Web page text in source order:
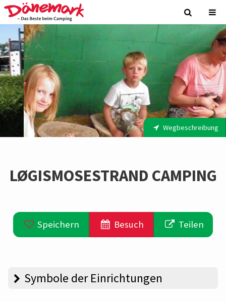
Wegbeschreibung
LØGISMOSESTRAND CAMPING
Speichern Besuch Teilen
Symbole der Einrichtungen